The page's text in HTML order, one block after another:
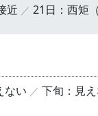
近
21日：西矩
ない
下旬：見